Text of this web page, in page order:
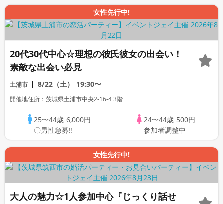
女性先行中!
20代30代中心☆理想の彼氏彼女の出会い！
素敵な出会い必見
土浦市 8/22（土） 19:30〜
開催地住所：茨城県土浦市中央2-16-4 3階
25〜44歳 6,000円
〇男性急募‼
24〜44歳 500円
参加者調整中
女性先行中!
大人の魅力☆1人参加中心『じっくり話せ